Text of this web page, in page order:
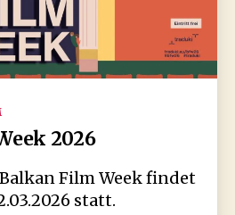
2026
Film Week findet
statt.